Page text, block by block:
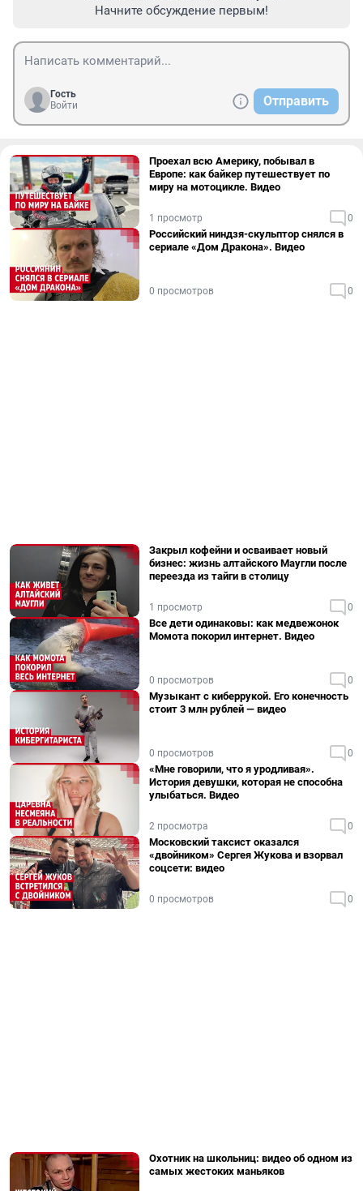
Начните обсуждение первым!
Гость
Войти
Отправить
Проехал всю Америку, побывал в
Европе: как байкер путешествует по
миру на мотоцикле. Видео
1 просмотр 0
Российский ниндзя-скульптор снялся в
сериале «Дом Дракона». Видео
0 просмотров 0
Закрыл кофейни и осваивает новый
бизнес: жизнь алтайского Маугли после
переезда из тайги в столицу
1 просмотр 0
Все дети одинаковы: как медвежонок
Момота покорил интернет. Видео
0 просмотров 0
Музыкант с киберрукой. Его конечность
стоит 3 млн рублей — видео
0 просмотров 0
«Мне говорили, что я уродливая».
История девушки, которая не способна
улыбаться. Видео
2 просмотра 0
Московский таксист оказался
«двойником» Сергея Жукова и взорвал
соцсети: видео
0 просмотров 0
Охотник на школьниц: видео об одном из
самых жестоких маньяков